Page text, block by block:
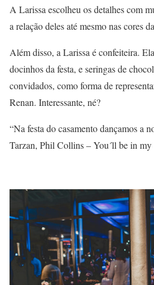
A Larissa escolheu os detalhes com
a relação deles até mesmo nas cores
Além disso, a Larissa é confeiteira.
docinhos da festa, e seringas de
convidados, como forma de
Renan. Interessante, né?
“Na festa do casamento dançamos a
Tarzan, Phil Collins – You´ll be in my